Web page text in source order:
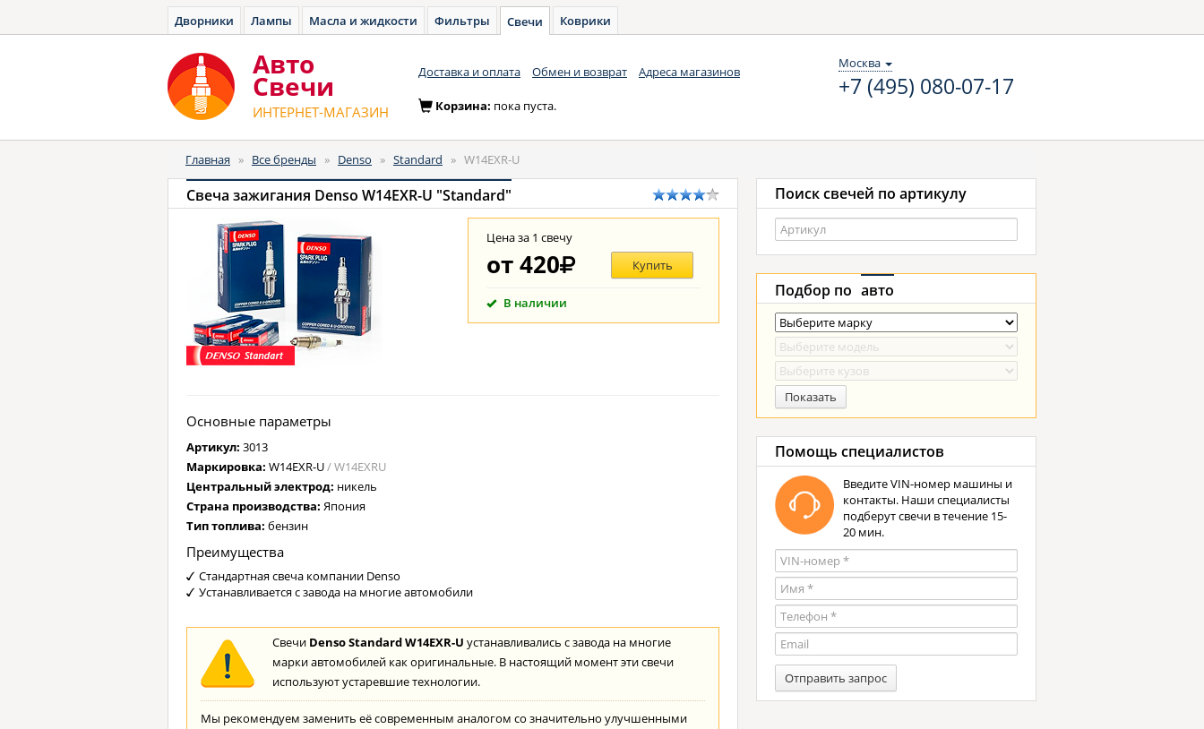
Дворники Лампы Масла и жидкости Фильтры Свечи Коврики
Авто
Cвечи
ИНТЕРНЕТ-МАГАЗИН
Доставка и оплата Обмен и возврат Адреса магазинов
Москва
+7 (495) 080-07-17
Корзина: пока пуста.
Главная » Все бренды » Denso » Standard » W14EXR-U
Свеча зажигания Denso W14EXR-U "Standard"
Цена за 1 свечу
от420 Купить
В наличии
Основные параметры
Артикул: 3013
Маркировка: W14EXR-U/ W14EXRU
Центральный электрод: никель
Страна производства: Япония
Тип топлива: бензин
Преимущества
Стандартная свеча компании Denso
Устанавливается с завода на многие автомобили
Свечи Denso Standard W14EXR-U устанавливались с завода на многие
марки автомобилей как оригинальные. В настоящий момент эти свечи
используют устаревшие технологии.
Мы рекомендуем заменить её современным аналогом со значительно улучшенными
Поиск свечей по артикулу
Подбор по авто
Показать
Помощь специалистов
Введите VIN-номер машины и
контакты. Наши специалисты
подберут свечи в течение 15-
20 мин.
Отправить запрос